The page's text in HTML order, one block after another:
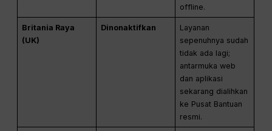
offline.
Britania Raya
(UK)
Dinonaktifkan
Layanan
sepenuhnya sudah
tidak ada lagi;
antarmuka web
dan aplikasi
sekarang dialihkan
ke Pusat Bantuan
resmi.